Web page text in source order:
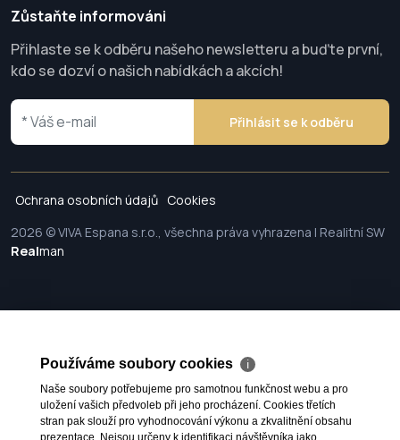
Zůstaňte informováni
Přihlaste se k odběru našeho newsletteru a buďte první,
kdo se dozví o našich nabídkách a akcích!
Přihlásit se k odběru
Ochrana osobních údajů Cookies
2026 © VIVA Espana s.r.o., všechna práva vyhrazena | Realitní SW
Realman
Používáme soubory cookies ℹ
Naše soubory potřebujeme pro samotnou funkčnost webu a pro
uložení vašich předvoleb při jeho procházení. Cookies třetích
stran pak slouží pro vyhodnocování výkonu a zkvalitnění obsahu
prezentace. Nejsou určeny k identifikaci návštěvníka jako